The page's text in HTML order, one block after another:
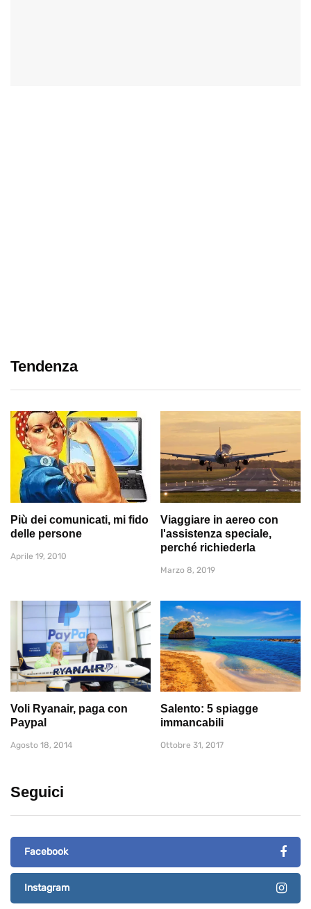
Tendenza
Più dei comunicati, mi fido
delle persone
Aprile 19, 2010
Viaggiare in aereo con
l'assistenza speciale,
perché richiederla
Marzo 8, 2019
Voli Ryanair, paga con
Paypal
Agosto 18, 2014
Salento: 5 spiagge
immancabili
Ottobre 31, 2017
Seguici
Facebook
Instagram